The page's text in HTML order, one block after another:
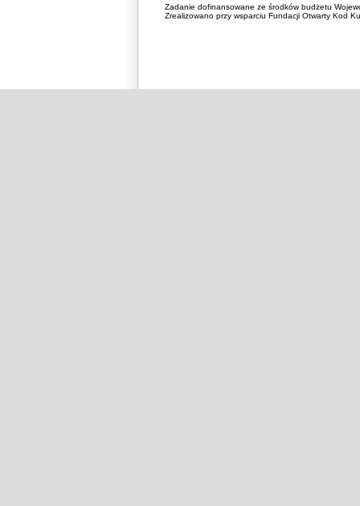
Zadanie dofinansowane ze środków budżetu
Zrealizowano przy wsparciu Fundacji Otwarty Kod